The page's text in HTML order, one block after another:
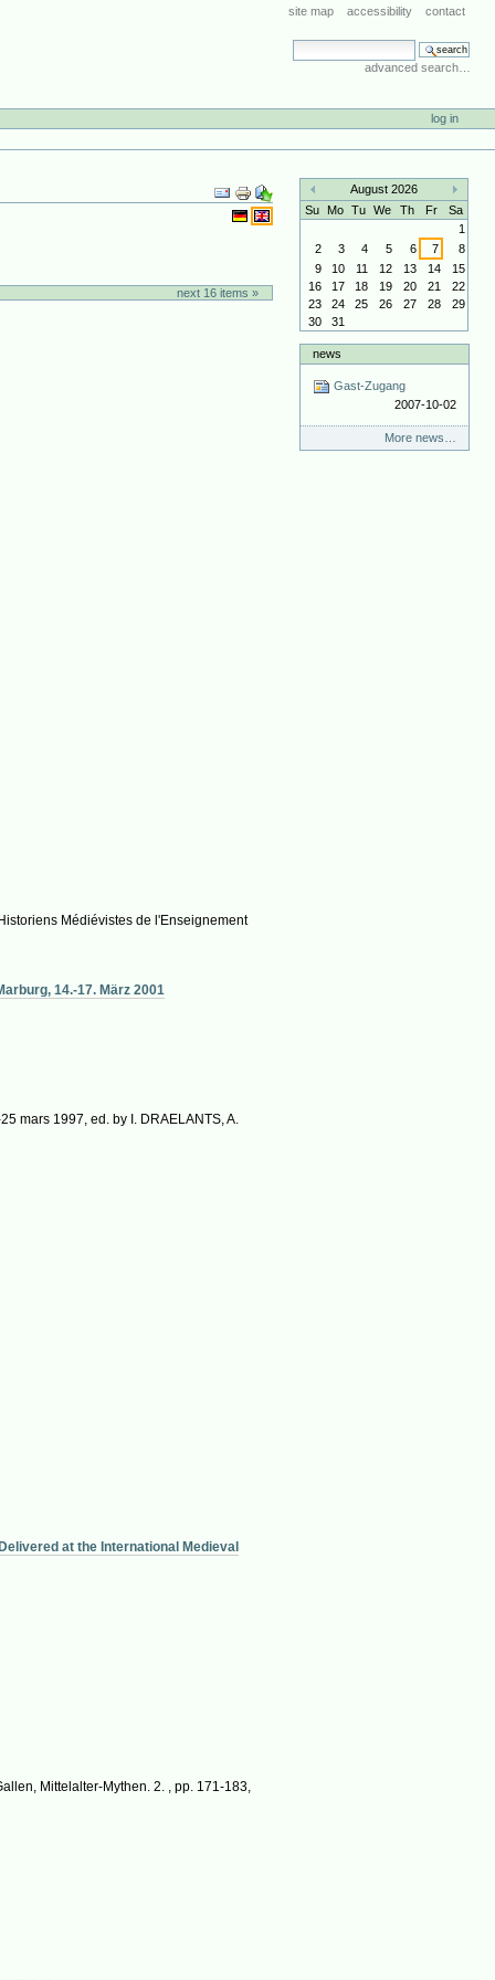
site map accessibility contact
search site
advanced search…
log in
Document
Actions
next 16 items »
Médiévistes de l'Enseignement
14.-17. März 2001
mars 1997, ed. by I. DRAELANTS, A.
at the International Medieval
Mittelalter-Mythen. 2. , pp. 171-183,
«
August 2026
»
Su Mo Tu We Th Fr
Sa
1
2
3 4 5 6 7
8
9
10 11 12 13 14
15
16
17 18 19 20 21
22
23
24 25 26 27 28
29
30
31
news
Gast-Zugang
2007-10-02
More news…